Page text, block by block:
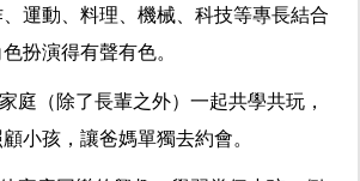
運動、料理、機械、科技等專長結合
扮演得有聲有色。
庭（除了長輩之外）一起共學共玩，
小孩，讓爸媽單獨去約會。